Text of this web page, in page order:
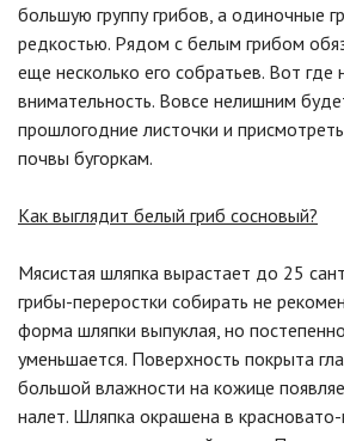
большую группу грибов, а одиночные
редкостью. Рядом с белым грибом
еще несколько его собратьев. Вот где
внимательность. Вовсе нелишним
прошлогодние листочки и
почвы бугоркам.
Как выглядит белый гриб сосновый?
Мясистая шляпка вырастает до 25
грибы-переростки собирать не
форма шляпки выпуклая, но
уменьшается. Поверхность покрыта
большой влажности на кожице
налет. Шляпка окрашена в